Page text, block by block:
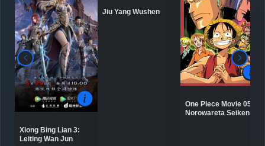
Xiong Bing Lian 3:
Leiting Wan Jun
Jiu Yang Wushen
One Piece Movie 05:
Norowareta Seiken